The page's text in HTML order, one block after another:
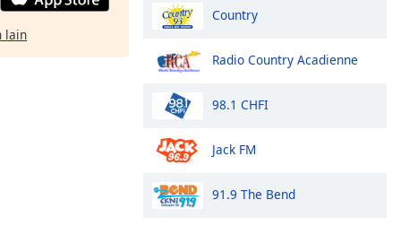
lain
Country
Radio Country Acadienne
98.1 CHFI
Jack FM
91.9 The Bend